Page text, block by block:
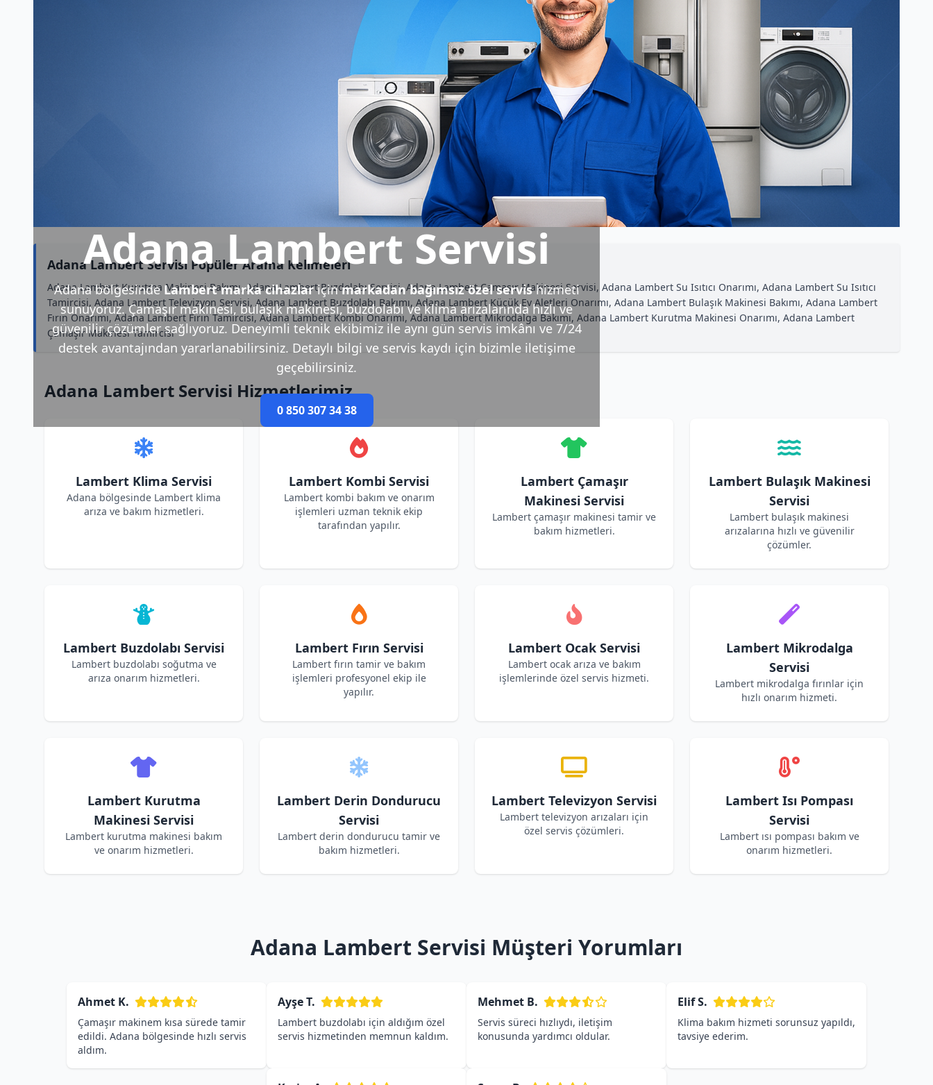
Adana Lambert Servisi
Adana bölgesindeLambert marka cihazlariçinmarkadan bağımsız özel servishizmeti
sunuyoruz. Çamaşır makinesi, bulaşık makinesi, buzdolabı ve klima arızalarında hızlı ve
güvenilir çözümler sağlıyoruz. Deneyimli teknik ekibimiz ile aynı gün servis imkânı ve 7/24
destek avantajından yararlanabilirsiniz. Detaylı bilgi ve servis kaydı için bizimle iletişime
geçebilirsiniz.
0 850 307 34 38
Adana Lambert Servisi Popüler Arama Kelimeleri
Adana Lambert Kurutma Makinesi Bakımı, Adana Lambert Buzdolabı Servisi, Adana Lambert Çamaşır Makinesi Servisi, Adana Lambert Su Isıtıcı Onarımı, Adana Lambert Su Isıtıcı
Tamircisi, Adana Lambert Televizyon Servisi, Adana Lambert Buzdolabı Bakımı, Adana Lambert Küçük Ev Aletleri Onarımı, Adana Lambert Bulaşık Makinesi Bakımı, Adana Lambert
Fırın Onarımı, Adana Lambert Fırın Tamircisi, Adana Lambert Kombi Onarımı, Adana Lambert Mikrodalga Bakımı, Adana Lambert Kurutma Makinesi Onarımı, Adana Lambert
Çamaşır Makinesi Tamircisi
Adana Lambert Servisi Hizmetlerimiz
Lambert Klima Servisi
Adana bölgesinde Lambert klima
arıza ve bakım hizmetleri.
Lambert Kombi Servisi
Lambert kombi bakım ve onarım
işlemleri uzman teknik ekip
tarafından yapılır.
Lambert Çamaşır
Makinesi Servisi
Lambert çamaşır makinesi tamir ve
bakım hizmetleri.
Lambert Bulaşık Makinesi
Servisi
Lambert bulaşık makinesi
arızalarına hızlı ve güvenilir
çözümler.
Lambert Buzdolabı Servisi
Lambert buzdolabı soğutma ve
arıza onarım hizmetleri.
Lambert Fırın Servisi
Lambert fırın tamir ve bakım
işlemleri profesyonel ekip ile
yapılır.
Lambert Ocak Servisi
Lambert ocak arıza ve bakım
işlemlerinde özel servis hizmeti.
Lambert Mikrodalga
Servisi
Lambert mikrodalga fırınlar için
hızlı onarım hizmeti.
Lambert Kurutma
Makinesi Servisi
Lambert kurutma makinesi bakım
ve onarım hizmetleri.
Lambert Derin Dondurucu
Servisi
Lambert derin dondurucu tamir ve
bakım hizmetleri.
Lambert Televizyon Servisi
Lambert televizyon arızaları için
özel servis çözümleri.
Lambert Isı Pompası
Servisi
Lambert ısı pompası bakım ve
onarım hizmetleri.
Adana Lambert Servisi Müşteri Yorumları
Ahmet K.
Çamaşır makinem kısa sürede tamir
edildi. Adana bölgesinde hızlı servis
aldım.
Ayşe T.
Lambert buzdolabı için aldığım özel
servis hizmetinden memnun kaldım.
Mehmet B.
Servis süreci hızlıydı, iletişim
konusunda yardımcı oldular.
Elif S.
Klima bakım hizmeti sorunsuz yapıldı,
tavsiye ederim.